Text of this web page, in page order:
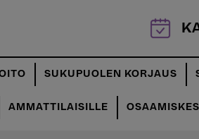
SUKUPUOLEN KORJAUS
AMMATTILAISILLE